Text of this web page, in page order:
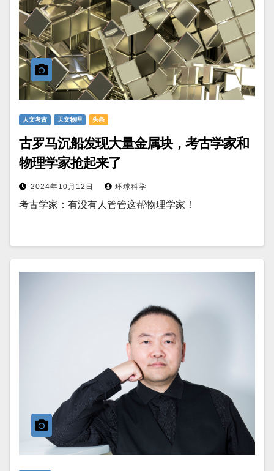
人文考古 天文物理 头条
古罗马沉船发现大量金属块，考古学家和
物理学家抢起来了
2024年10月12日 环球科学
考古学家：有没有人管管这帮物理学家！